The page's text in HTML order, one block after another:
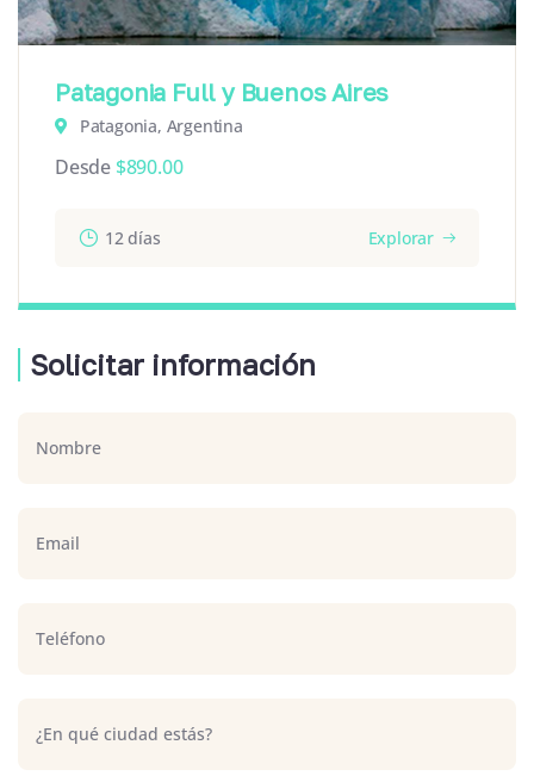
Patagonia Full y Buenos Aires
Patagonia, Argentina
Desde $890.00
12 días Explorar
Solicitar información